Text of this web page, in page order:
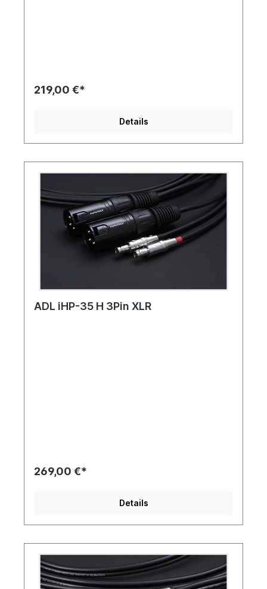
219,00 €*
Details
ADL iHP-35 H 3Pin XLR
269,00 €*
Details